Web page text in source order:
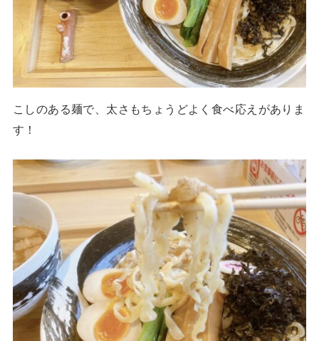
こしのある麺で、太さもちょうどよく食べ応えがありま
す！